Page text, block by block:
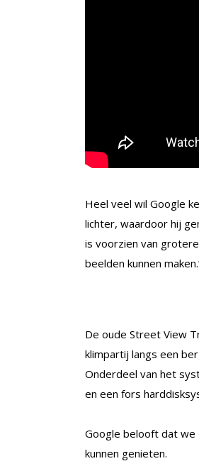
Heel veel wil Google
lichter, waardoor hij
is voorzien van
beelden kunnen
De oude Street View
klimpartij langs een
Onderdeel van het
en een fors
Google belooft dat we
kunnen genieten.